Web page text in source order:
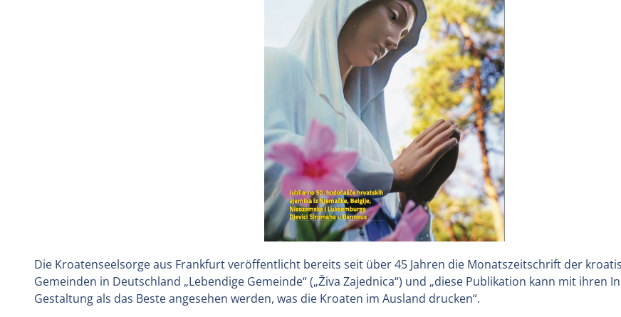
Die Kroatenseelsorge aus Frankfurt veröffentlicht bereits seit über 45 Jahren die Monatszeitschrift der
Gemeinden in Deutschland „Lebendige Gemeinde“ („Živa Zajednica“) und „diese Publikation kann mit ihren
Gestaltung als das Beste angesehen werden, was die Kroaten im Ausland drucken“.